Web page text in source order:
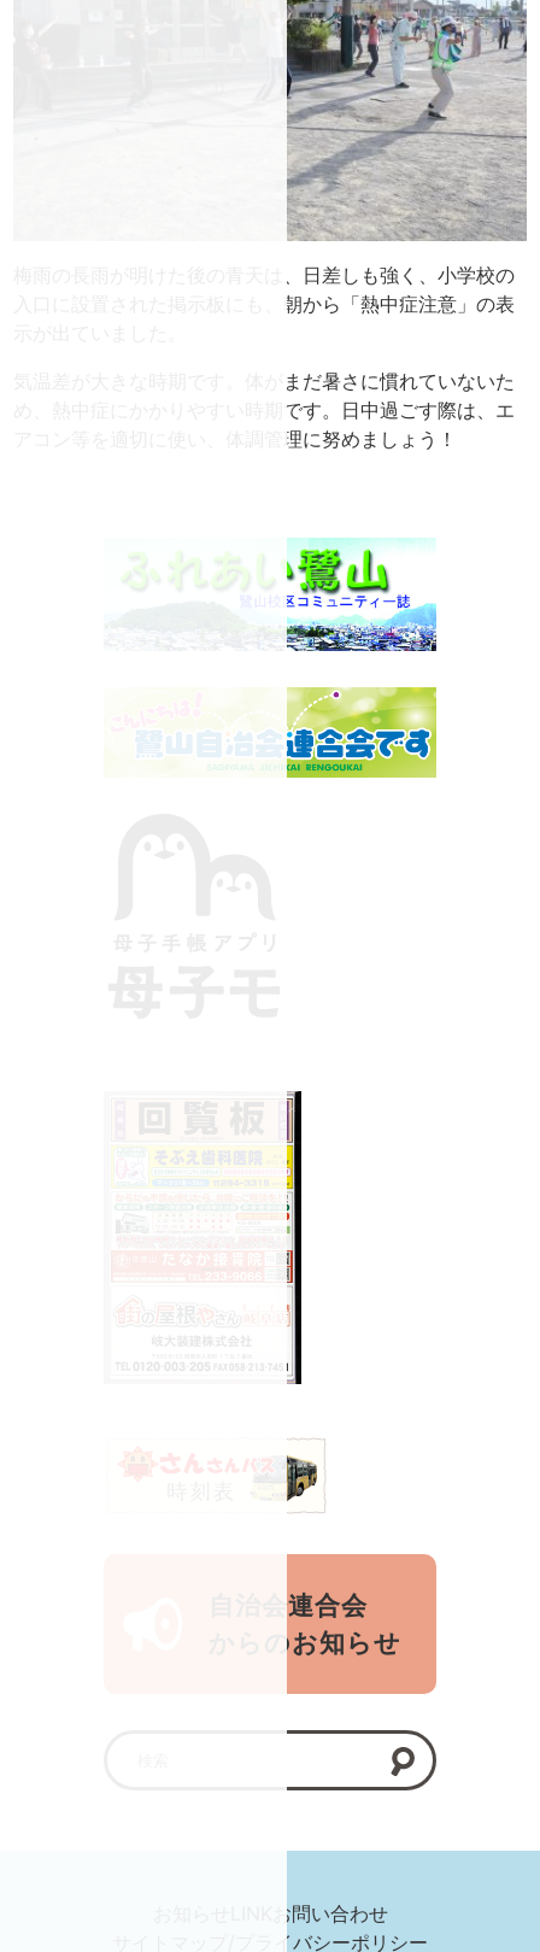
梅雨の長雨が明けた後の青天は、日差しも強く、小学校の
入口に設置された掲示板にも、朝から「熱中症注意」の表
気温差が大きな時期です。体がまだ暑さに慣れていないた
め、熱中症にかかりやすい時期です。日中過ごす際は、エ
アコン等を適切に使い、体調管理に努めましょう！
自治会連合会
からのお知らせ
お問い合わせ
サイトマップ/プライバシーポリシー